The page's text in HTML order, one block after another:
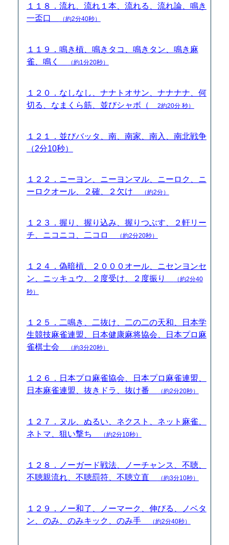
１１８．流れ、流れ１本、流れる、流れ論、鳴き
一盃口
（約2分40秒）
１１９．鳴き槓、鳴きタコ、鳴きタン、鳴き麻
雀、鳴く
（約1分20秒）
１２０．なしなし、ナナトオサン、ナナナナ、何
切る、なまくら筋、並びシャボ（
2約20分 秒）
１２１．並びバッタ、南、南家、南入、南北戦争
（2分10秒）
１２２．ニーヨン、ニーヨンマル、ニーロク、ニ
ーロクオール、２確、２欠け
（約2分）
１２３．握り、握り込み、握りつぶす、２軒リー
チ、ニコニコ、二コロ
（約2分20秒）
１２４．偽暗槓、２０００オール、ニセンヨンセ
ン、ニッキュウ、２度受け、２度振り
（約2分40
秒）
１２５．二鳴き、二抜け、二の二の天和、日本学
生競技麻雀連盟、日本健康麻将協会、日本プロ麻
雀棋士会
（約3分20秒）
１２６．日本プロ麻雀協会、日本プロ麻雀連盟、
日本麻雀連盟、抜きドラ、抜け番
（約2分20秒）
１２７．ヌル、ぬるい、ネクスト、ネット麻雀、
ネトマ、狙い撃ち
（約2分10秒）
１２８．ノーガード戦法、ノーチャンス、不聴、
不聴親流れ、不聴罰符、不聴立直
（約3分10秒）
１２９．ノー和了、ノーマーク、伸びる、ノベタ
ン、のみ、のみキック、のみ手
（約2分40秒）